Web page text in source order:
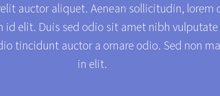
auctor aliquet. Aenean sollicitudin,
elit. Duis sed odio sit amet nibh
tincidunt auctor a ornare odio. Sed non
in elit.